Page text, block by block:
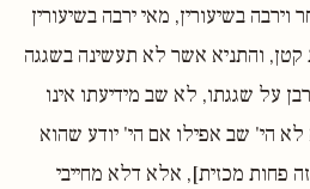
בשיעורין, מאי ירבה בשיעורין
קטן, והתניא אשר לא תעשינה בשגגה
על שגגתו, לא שב מידיעתו אינו
הי' שב אפילו אם הי' יודע שהוא
פחות מכזית], אלא דלא מחייבי